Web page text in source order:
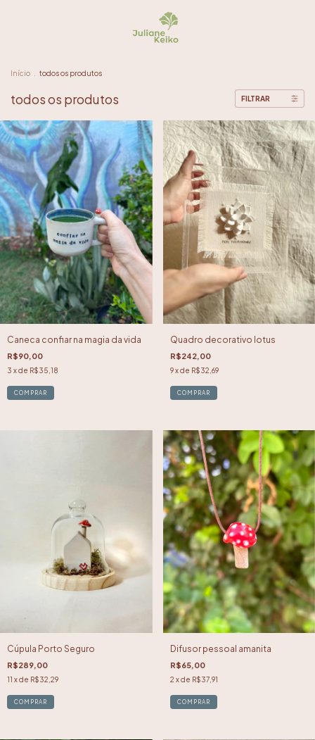
Início todos os produtos
todos os produtos FILTRAR
Caneca confiar na magia da vida
R$90,00
3 x de R$35,18
Quadro decorativo lotus
R$242,00
9 x de R$32,69
Cúpula Porto Seguro
R$289,00
11 x de R$32,29
Difusor pessoal amanita
R$65,00
2 x de R$37,91